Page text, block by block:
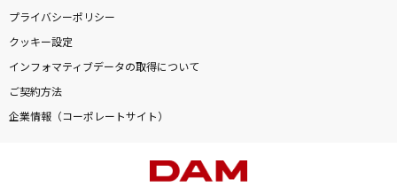
プライバシーポリシー
クッキー設定
インフォマティブデータの取得について
ご契約方法
企業情報（コーポレートサイト）